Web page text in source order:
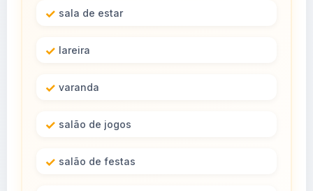
sala de estar
lareira
varanda
salão de jogos
salão de festas